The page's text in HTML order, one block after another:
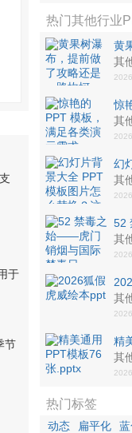
于
节
热门其他行业
黄
坎
其
惊
其
幻
换
其
52
日
其
其
精
其
热门标签
动态 扁平化